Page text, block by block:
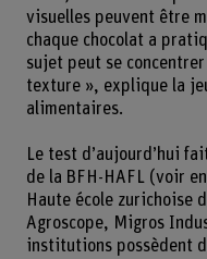
visuelles peuvent être
chaque chocolat a
sujet peut se
texture », explique la
alimentaires.
Le test d’aujourd’hui
de la BFH-HAFL (voir
Haute école zurichoise
Agroscope, Migros
institutions possèdent